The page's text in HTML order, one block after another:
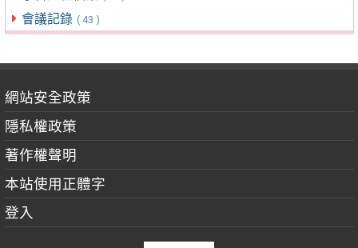
會議記錄 ( 43 )
網站安全政策
隱私權政策
著作權聲明
本站使用正體字
登入